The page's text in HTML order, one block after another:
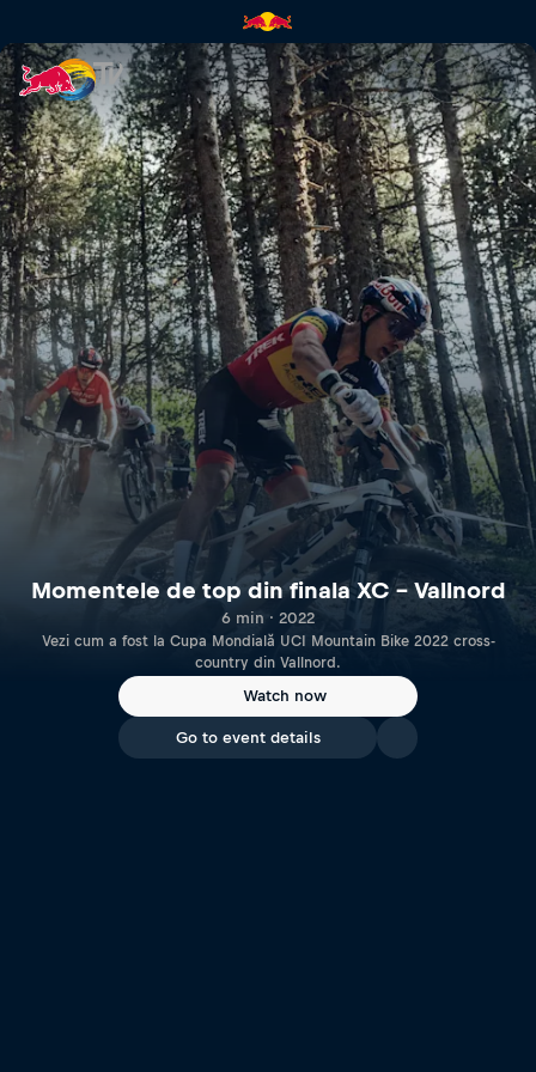
Momentele de top din finala
Momentele de top din finala XC – Vallnord
6 min · 2022
Vezi cum a fost la Cupa Mondială UCI Mountain Bike 2022 cross-
country din Vallnord.
Watch now
Go to event details